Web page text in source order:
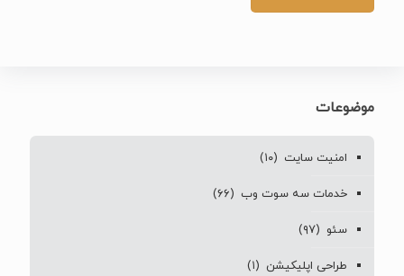
موضوعات
امنیت سایت (۱۰)
خدمات سه سوت وب (۶۶)
سئو (۹۷)
طراحی اپلیکیشن (۱)